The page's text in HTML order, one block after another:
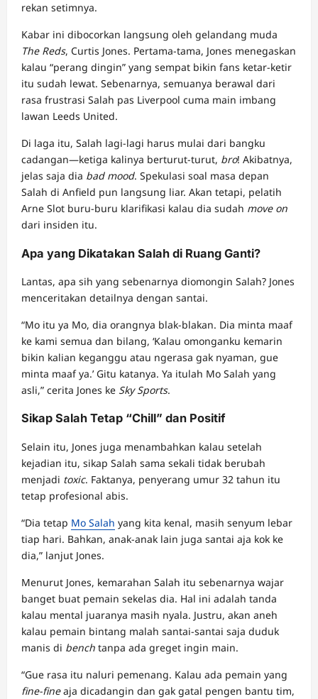
rekan setimnya.
Kabar ini dibocorkan langsung oleh gelandang muda
The Reds, Curtis Jones. Pertama-tama, Jones menegaskan
kalau “perang dingin” yang sempat bikin fans ketar-ketir
itu sudah lewat. Sebenarnya, semuanya berawal dari
rasa frustrasi Salah pas Liverpool cuma main imbang
lawan Leeds United.
Di laga itu, Salah lagi-lagi harus mulai dari bangku
cadangan—ketiga kalinya berturut-turut, bro! Akibatnya,
jelas saja dia bad mood. Spekulasi soal masa depan
Salah di Anfield pun langsung liar. Akan tetapi, pelatih
Arne Slot buru-buru klarifikasi kalau dia sudah move on
dari insiden itu.
Apa yang Dikatakan Salah di Ruang Ganti?
Lantas, apa sih yang sebenarnya diomongin Salah? Jones
menceritakan detailnya dengan santai.
“Mo itu ya Mo, dia orangnya blak-blakan. Dia minta maaf
ke kami semua dan bilang, ‘Kalau omonganku kemarin
bikin kalian keganggu atau ngerasa gak nyaman, gue
minta maaf ya.’ Gitu katanya. Ya itulah Mo Salah yang
asli,” cerita Jones ke Sky Sports.
Sikap Salah Tetap “Chill” dan Positif
Selain itu, Jones juga menambahkan kalau setelah
kejadian itu, sikap Salah sama sekali tidak berubah
menjadi toxic. Faktanya, penyerang umur 32 tahun itu
tetap profesional abis.
“Dia tetap Mo Salah yang kita kenal, masih senyum lebar
tiap hari. Bahkan, anak-anak lain juga santai aja kok ke
dia,” lanjut Jones.
Menurut Jones, kemarahan Salah itu sebenarnya wajar
banget buat pemain sekelas dia. Hal ini adalah tanda
kalau mental juaranya masih nyala. Justru, akan aneh
kalau pemain bintang malah santai-santai saja duduk
manis di bench tanpa ada greget ingin main.
“Gue rasa itu naluri pemenang. Kalau ada pemain yang
fine-fineaja dicadangin dan gak gatal pengen bantu tim,